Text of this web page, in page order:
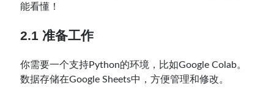
能看懂！
2.1 准备工作
你需要一个支持Python的环境，比如Google Colab。
数据存储在Google Sheets中，方便管理和修改。